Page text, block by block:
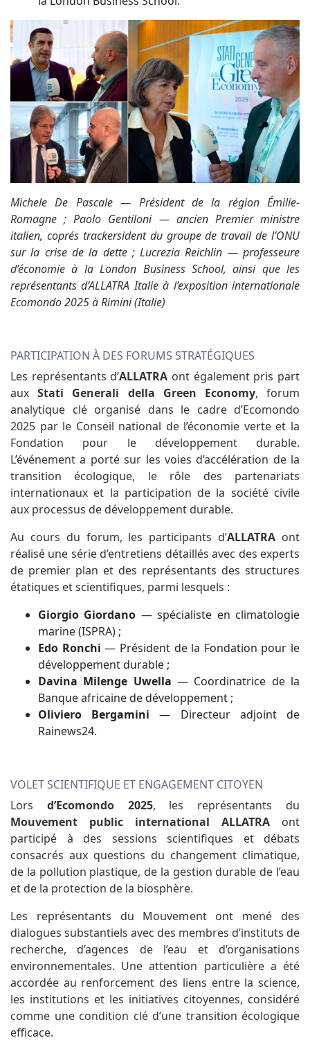
Michele De Pascale — Président de la région Émilie-
Romagne ; Paolo Gentiloni — ancien Premier ministre
italien, coprés trackersident du groupe de travail de l’ONU
sur la crise de la dette ; Lucrezia Reichlin — professeure
d’économie à la London Business School, ainsi que les
représentants d’ALLATRA Italie à l’exposition internationale
Ecomondo 2025 à Rimini (Italie)
PARTICIPATION À DES FORUMS STRATÉGIQUES
Les représentants d’ALLATRA ont également pris part
auxStati Generali della Green Economy, forum
analytique clé organisé dans le cadre d’Ecomondo
2025 par le Conseil national de l’économie verte et la
Fondation pour le développement durable.
L’événement a porté sur les voies d’accélération de la
transition écologique, le rôle des partenariats
internationaux et la participation de la société civile
aux processus de développement durable.
Au cours du forum, les participants d’ALLATRA ont
réalisé une série d’entretiens détaillés avec des experts
de premier plan et des représentants des structures
étatiques et scientifiques, parmi lesquels :
Giorgio Giordano — spécialiste en climatologie
marine (ISPRA) ;
Edo Ronchi— Président de la Fondation pour le
développement durable ;
Davina Milenge Uwella — Coordinatrice de la
Banque africaine de développement ;
Oliviero Bergamini — Directeur adjoint de
Rainews24.
VOLET SCIENTIFIQUE ET ENGAGEMENT CITOYEN
Lors d’Ecomondo 2025, les représentants du
Mouvement public international ALLATRA ont
participé à des sessions scientifiques et débats
consacrés aux questions du changement climatique,
de la pollution plastique, de la gestion durable de l’eau
et de la protection de la biosphère.
Les représentants du Mouvement ont mené des
dialogues substantiels avec des membres d’instituts de
recherche, d’agences de l’eau et d’organisations
environnementales. Une attention particulière a été
accordée au renforcement des liens entre la science,
les institutions et les initiatives citoyennes, considéré
comme une condition clé d’une transition écologique
efficace.